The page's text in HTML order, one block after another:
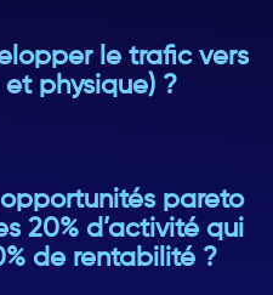
le trafic vers
physique) ?
pareto
20% d’activité qui
de rentabilité ?